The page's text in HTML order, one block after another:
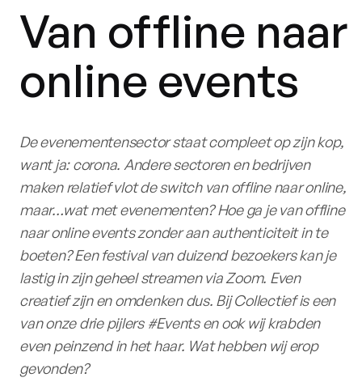
Van offline naar
online events
De evenementensector staat compleet op zijn kop,
want ja: corona. Andere sectoren en bedrijven
maken relatief vlot de switch van offline naar online,
maar…wat met evenementen? Hoe ga je van offline
naar online events zonder aan authenticiteit in te
boeten? Een festival van duizend bezoekers kan je
lastig in zijn geheel streamen via Zoom. Even
creatief zijn en omdenken dus. Bij Collectief is een
van onze drie pijlers #Events en ook wij krabden
even peinzend in het haar. Wat hebben wij erop
gevonden?